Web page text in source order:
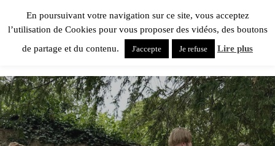
En poursuivant votre navigation sur ce site, vous acceptez
l’utilisation de Cookies pour vous proposer des vidéos, des boutons
de partage et du contenu.
J'accepte Je refuse Lire plus